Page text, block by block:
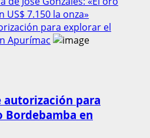
7.150 la onza»
para explorar el
Apurímac
autorización para
en